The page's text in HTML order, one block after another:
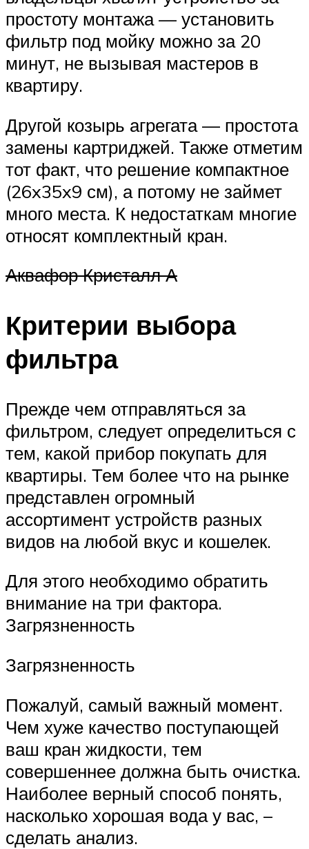
простоту монтажа — установить
фильтр под мойку можно за 20
минут, не вызывая мастеров в
квартиру.
Другой козырь агрегата — простота
замены картриджей. Также отметим
тот факт, что решение компактное
(26x35x9 см), а потому не займет
много места. К недостаткам многие
относят комплектный кран.
Аквафор Кристалл А
Критерии выбора
фильтра
Прежде чем отправляться за
фильтром, следует определиться с
тем, какой прибор покупать для
квартиры. Тем более что на рынке
представлен огромный
ассортимент устройств разных
видов на любой вкус и кошелек.
Для этого необходимо обратить
внимание на три фактора.
Загрязненность
Загрязненность
Пожалуй, самый важный момент.
Чем хуже качество поступающей
ваш кран жидкости, тем
совершеннее должна быть очистка.
Наиболее верный способ понять,
насколько хорошая вода у вас, –
сделать анализ.